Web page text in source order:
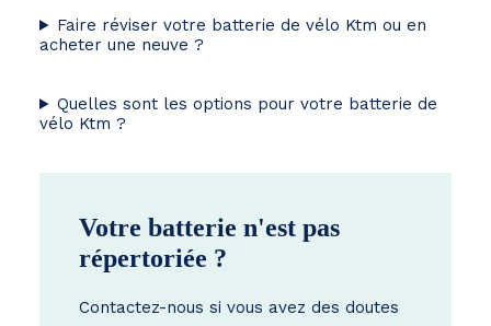
Faire réviser votre batterie de vélo Ktm ou en
acheter une neuve ?
Quelles sont les options pour votre batterie de
vélo Ktm ?
Votre batterie n'est pas
répertoriée ?
Contactez-nous si vous avez des doutes